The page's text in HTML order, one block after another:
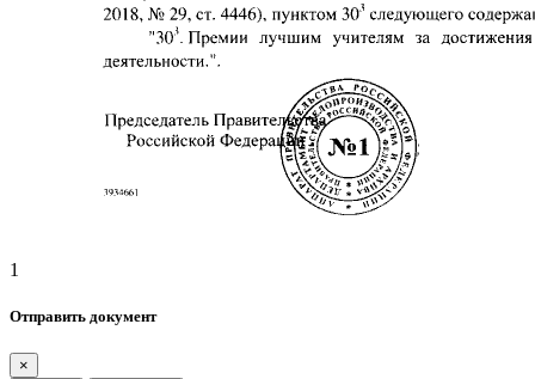
1
Отправить документ
×